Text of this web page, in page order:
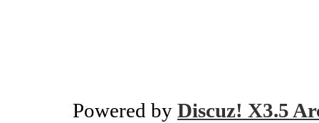
Powered by Discuz! X3.5